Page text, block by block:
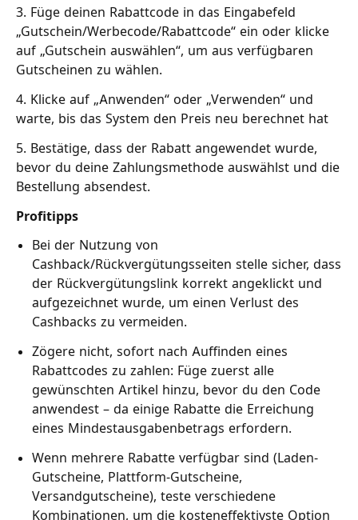
3. Füge deinen Rabattcode in das Eingabefeld
„Gutschein/Werbecode/Rabattcode“ ein oder klicke
auf „Gutschein auswählen“, um aus verfügbaren
Gutscheinen zu wählen.
4. Klicke auf „Anwenden“ oder „Verwenden“ und
warte, bis das System den Preis neu berechnet hat
5. Bestätige, dass der Rabatt angewendet wurde,
bevor du deine Zahlungsmethode auswählst und die
Bestellung absendest.
Profitipps
Bei der Nutzung von
Cashback/Rückvergütungsseiten stelle sicher, dass
der Rückvergütungslink korrekt angeklickt und
aufgezeichnet wurde, um einen Verlust des
Cashbacks zu vermeiden.
Zögere nicht, sofort nach Auffinden eines
Rabattcodes zu zahlen: Füge zuerst alle
gewünschten Artikel hinzu, bevor du den Code
anwendest – da einige Rabatte die Erreichung
eines Mindestausgabenbetrags erfordern.
Wenn mehrere Rabatte verfügbar sind (Laden-
Gutscheine, Plattform-Gutscheine,
Versandgutscheine), teste verschiedene
Kombinationen, um die kosteneffektivste Option